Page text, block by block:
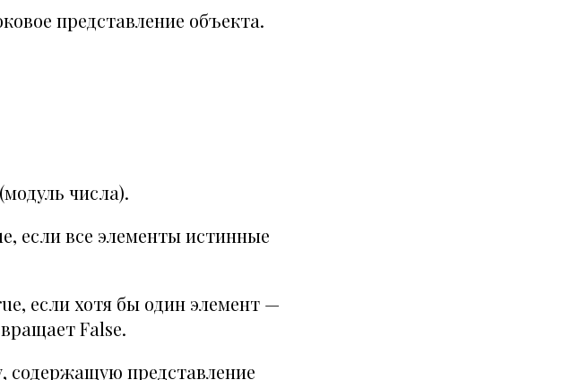
представление объекта.
числа).
если все элементы истинные
если хотя бы один элемент —
False.
содержащую представление